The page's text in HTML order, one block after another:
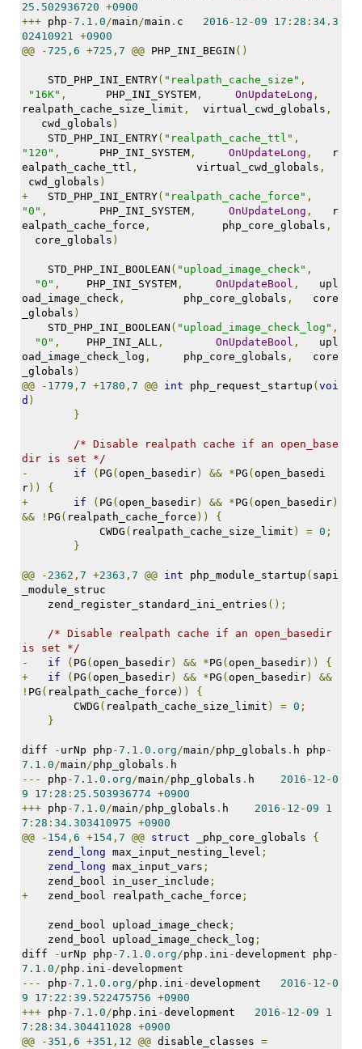
25.502936720 +0900
+++ php -7.1 . 0/main/main . c 2016 - 12 -09 17 : 28 : 34.3
02410921 +0900
@@
-725 , 6 +725 , 7 @@ PHP_INI_BEGIN ()
STD_PHP_INI_ENTRY( "realpath_cache_size" ,
"16K" , PHP_INI_SYSTEM , OnUpdateLong ,
realpath_cache_size_limit , virtual_cwd_globals ,
cwd_globals )
STD_PHP_INI_ENTRY( "realpath_cache_ttl" ,
"120" , PHP_INI_SYSTEM , OnUpdateLong ,
r
ealpath_cache_ttl , virtual_cwd_globals ,
cwd_globals )
+ STD_PHP_INI_ENTRY( "realpath_cache_force" ,
"0" , PHP_INI_SYSTEM , OnUpdateLong ,
r
ealpath_cache_force , php_core_globals ,
core_globals )
STD_PHP_INI_BOOLEAN ( "upload_image_check" ,
"0" , PHP_INI_SYSTEM , OnUpdateBool ,
upl
oad_image_check , php_core_globals ,
core
_globals )
STD_PHP_INI_BOOLEAN ( "upload_image_check_log" ,
"0" , PHP_INI_ALL , OnUpdateBool ,
upl
oad_image_check_log , php_core_globals ,
core
_globals )
@@
- 1779 , 7 +1780 , 7 @@ int php_request_startup ( voi
d )
}
/* Disable realpath cache if an open_base
dir is set */
-
if ( PG ( open_basedir) && *PG ( open_basedi
r))
{
+
if ( PG ( open_basedir) && *PG ( open_basedir)
&&
! PG ( realpath_cache_force ))
{
CWDG ( realpath_cache_size_limit ) = 0 ;
}
@@ - 2362 , 7 +2363 , 7 @@ int php_module_startup ( sapi
_module_struc
zend_register_standard_ini_entries ();
/* Disable realpath cache if an open_basedir
is set */
-
if ( PG ( open_basedir) && *PG ( open_basedir))
{
+
if ( PG ( open_basedir) && *PG ( open_basedir)
&&
! PG ( realpath_cache_force ))
{
CWDG ( realpath_cache_size_limit ) = 0 ;
}
diff - urNp php -7.1 . 0.org/main/php_globals . h php -
7.1 . 0/main/php_globals . h
---
php -7.1 . 0.org/main/php_globals . h 2016 - 12 -0
9
17 : 28 : 25.503936774 +0900
+++ php -7.1 . 0/main/php_globals . h 2016 - 12 -09
1
7 : 28 : 34.303410975 +0900
@@
- 154 , 6 +154 , 7 @@ struct _php_core_globals {
zend_long max_input_nesting_level ;
zend_long max_input_vars ;
zend_bool in_user_include ;
+ zend_bool realpath_cache_force ;
zend_bool upload_image_check ;
zend_bool upload_image_check_log ;
diff
- urNp php -7.1 . 0.org/php . ini -development php -
7.1 . 0/php . ini -development
---
php -7.1 . 0.org/php . ini -development 2016 - 12 -0
9
17 : 22 : 39.522475756 +0900
+++ php -7.1 . 0/php . ini -development 2016 - 12 -09
1
7 : 28 : 34.304411028 +0900
@@
-351 , 6 +351 , 12 @@ disable_classes =